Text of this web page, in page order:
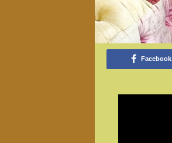
Facebook